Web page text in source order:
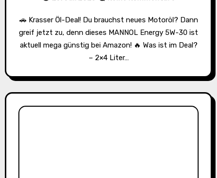
🚗 Krasser Öl-Deal! Du brauchst neues Motoröl? Dann
greif jetzt zu, denn dieses MANNOL Energy 5W-30 ist
aktuell mega günstig bei Amazon! 🔥 Was ist im Deal?
– 2×4 Liter…